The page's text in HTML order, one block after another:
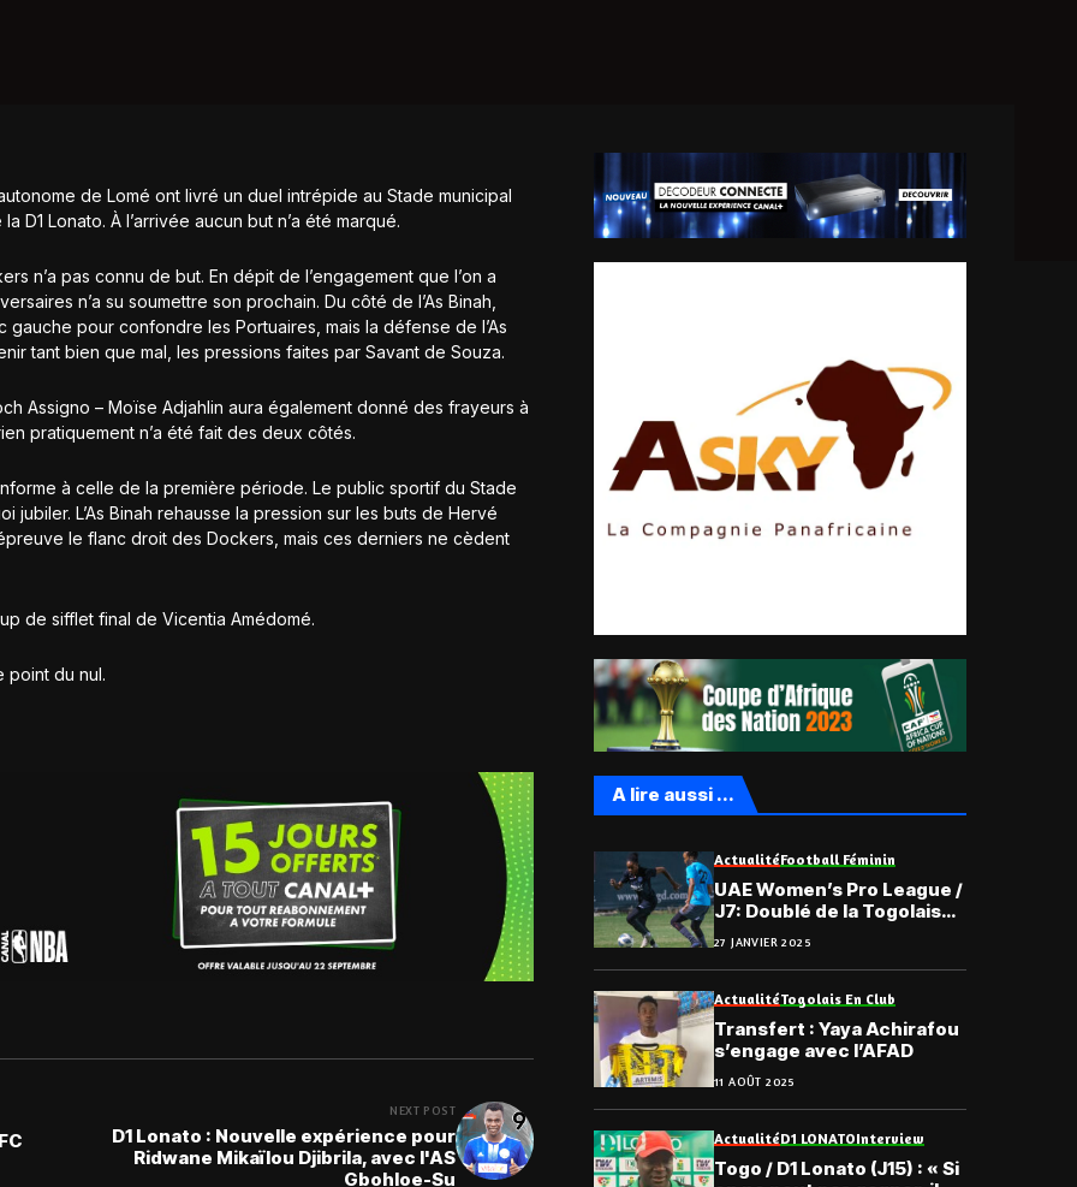
de Lomé ont livré un duel intrépide au Stade municipal
Lonato. À l’arrivée aucun but n’a été marqué.
n’a pas connu de but. En dépit de l’engagement que l’on a
n’a su soumettre son prochain. Du côté de l’As Binah,
pour confondre les Portuaires, mais la défense de l’As
tant bien que mal, les pressions faites par Savant de Souza.
Assigno – Moïse Adjahlin aura également donné des frayeurs à
pratiquement n’a été fait des deux côtés.
à celle de la première période. Le public sportif du Stade
jubiler. L’As Binah rehausse la pression sur les buts de Hervé
le flanc droit des Dockers, mais ces derniers ne cèdent
de sifflet final de Vicentia Amédomé.
point du nul.
NEXT POST
D1 Lonato : Nouvelle expérience pour
Ridwane Mikaïlou Djibrila, avec l'AS
Gbohloe-Su
A lire aussi ...
ActualitéFootball Féminin
UAE Women’s Pro League /
J7: Doublé de la Togolaise
Manéla Donyoh
27 JANVIER 2025
ActualitéTogolais En Club
Transfert : Yaya Achirafou
s’engage avec l’AFAD
11 AOÛT 2025
ActualitéD1 LONATOInterview
Togo / D1 Lonato (J15) : « Si